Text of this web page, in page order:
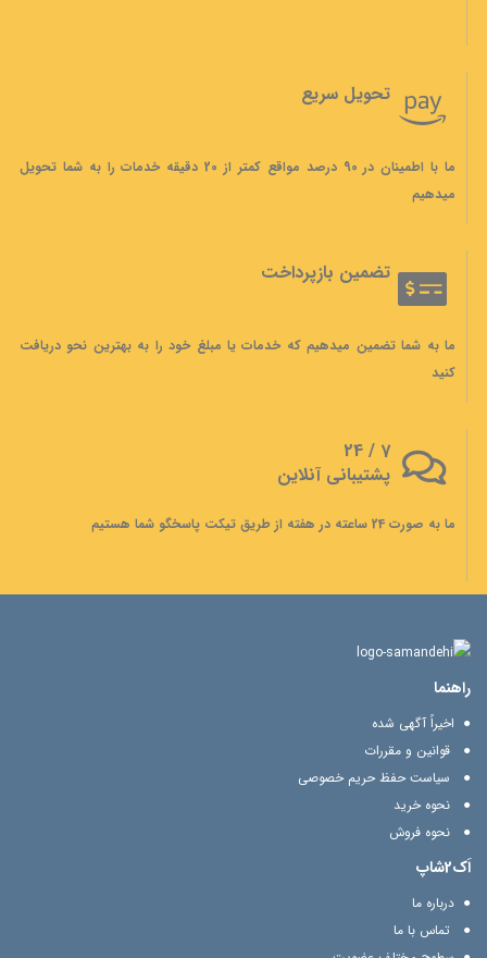
تحویل سریع
ما با اطمینان در 90 درصد مواقع کمتر از 20 دقیقه خدمات را به شما تحویل
میدهیم
تضمین بازپرداخت
ما به شما تضمین میدهیم که خدمات یا مبلغ خود را به بهترین نحو دریافت
کنید
7 / 24
پشتیبانی آنلاین
ما به صورت 24 ساعته در هفته از طریق تیکت پاسخگو شما هستیم
راهنما
اخیراً آگهی شده
قوانین و مقررات
سیاست حفظ حریم خصوصی
نحوه خرید
نحوه فروش
اَک2شاپ
درباره ما
تماس با ما